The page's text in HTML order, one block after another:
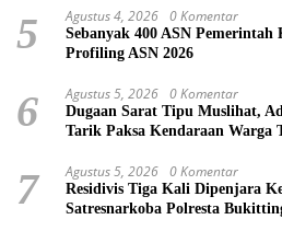
5 Agustus 4, 2026 0 Komentar
Sebanyak 400 ASN
Profiling ASN 2026
6 Agustus 5, 2026 0 Komentar
Dugaan Sarat Tipu Muslihat,
Tarik Paksa Kendaraan Warga
7 Agustus 5, 2026 0 Komentar
Residivis Tiga Kali Dipenjara
Satresnarkoba Polresta